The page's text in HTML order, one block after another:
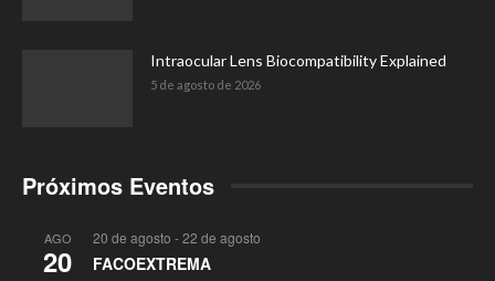
Intraocular Lens Biocompatibility Explained
5 de agosto de 2026
Próximos Eventos
AGO
20
20 de agosto -22 de agosto
FACOEXTREMA